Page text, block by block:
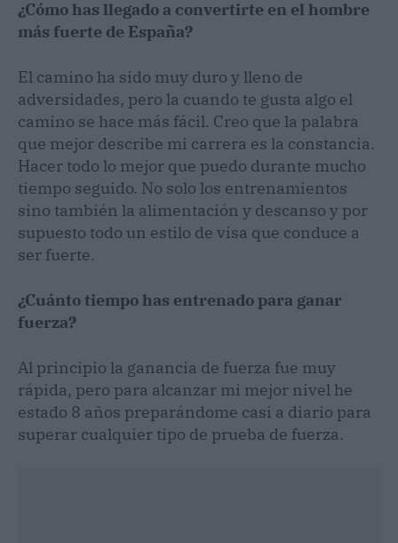
¿Cómo has llegado a convertirte en el hombre
más fuerte de España?
El camino ha sido muy duro y lleno de
adversidades, pero la cuando te gusta algo el
camino se hace más fácil. Creo que la palabra
que mejor describe mi carrera es la constancia.
Hacer todo lo mejor que puedo durante mucho
tiempo seguido. No solo los entrenamientos
sino también la alimentación y descanso y por
supuesto todo un estilo de visa que conduce a
ser fuerte.
¿Cuánto tiempo has entrenado para ganar
fuerza?
Al principio la ganancia de fuerza fue muy
rápida, pero para alcanzar mi mejor nivel he
estado 8 años preparándome casi a diario para
superar cualquier tipo de prueba de fuerza.